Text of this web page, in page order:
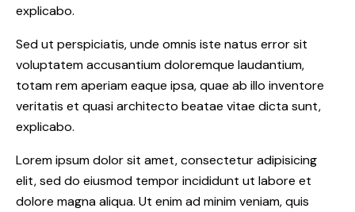
explicabo.
Sed ut perspiciatis, unde omnis iste natus error sit
voluptatem accusantium doloremque laudantium,
totam rem aperiam eaque ipsa, quae ab illo inventore
veritatis et quasi architecto beatae vitae dicta sunt,
explicabo.
Lorem ipsum dolor sit amet, consectetur adipisicing
elit, sed do eiusmod tempor incididunt ut labore et
dolore magna aliqua. Ut enim ad minim veniam, quis